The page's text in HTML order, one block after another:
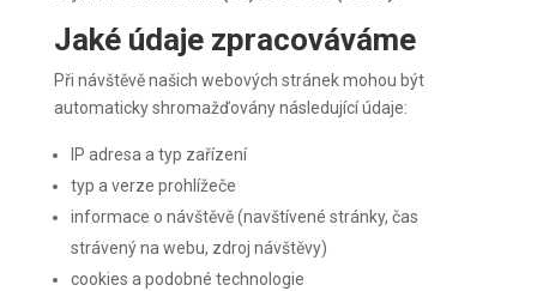
Jaké údaje zpracováváme
Při návštěvě našich webových stránek mohou být
automaticky shromažďovány následující údaje:
IP adresa a typ zařízení
typ a verze prohlížeče
informace o návštěvě (navštívené stránky, čas
strávený na webu, zdroj návštěvy)
cookies a podobné technologie